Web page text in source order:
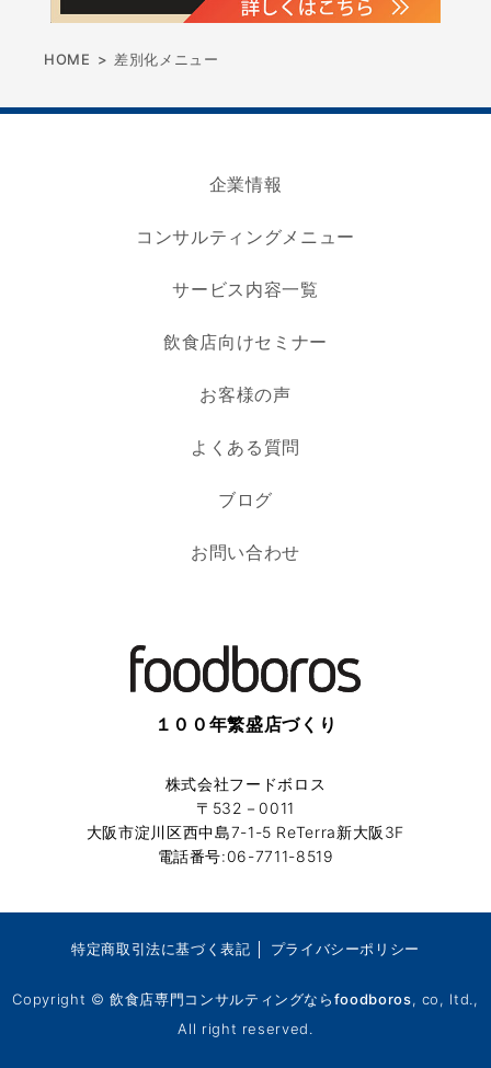
HOME > 差別化メニュー
企業情報
コンサルティングメニュー
サービス内容一覧
飲食店向けセミナー
お客様の声
よくある質問
ブログ
お問い合わせ
１００年繁盛店づくり
株式会社フードボロス
〒532－0011
大阪市淀川区西中島7-1-5 ReTerra新大阪3F
電話番号:06-7711-8519
特定商取引法に基づく表記 プライバシーポリシー
Copyright ©飲食店専門コンサルティングならfoodboros, co, ltd.,
All right reserved.